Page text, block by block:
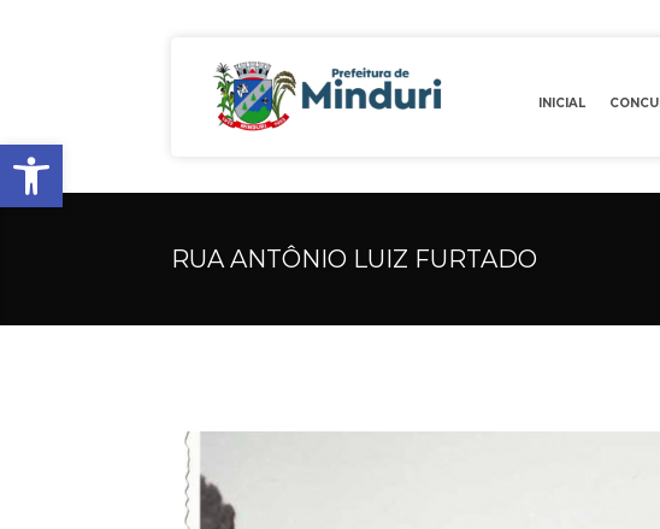
Open toolbar
INICIAL
RUA ANTÔNIO LUIZ FURTADO